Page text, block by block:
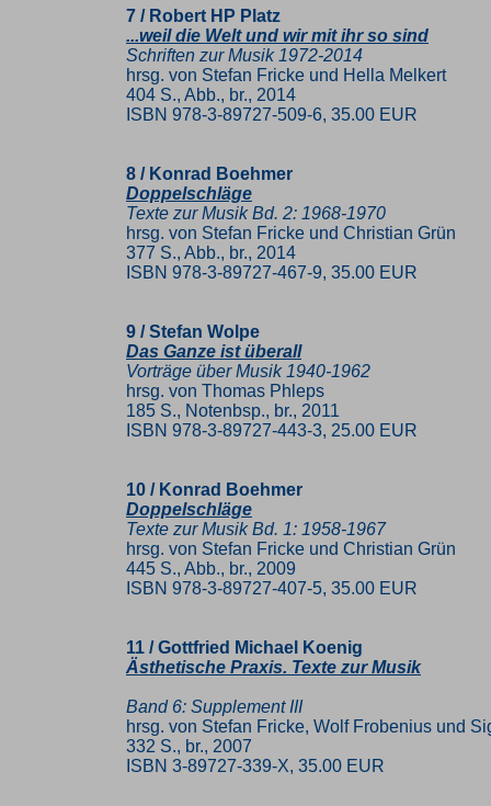
7 / Robert HP Platz
...weil die Welt und wir mit ihr so sind
Schriften zur Musik 1972-2014
hrsg. von Stefan Fricke und Hella Melkert
404 S., Abb., br., 2014
ISBN 978-3-89727-509-6, 35.00 EUR
8 / Konrad Boehmer
Doppelschläge
Texte zur Musik Bd. 2: 1968-1970
hrsg. von Stefan Fricke und Christian Grün
377 S., Abb., br., 2014
ISBN 978-3-89727-467-9, 35.00 EUR
9 / Stefan Wolpe
Das Ganze ist überall
Vorträge über Musik 1940-1962
hrsg. von Thomas Phleps
185 S., Notenbsp., br., 2011
ISBN 978-3-89727-443-3, 25.00 EUR
10 / Konrad Boehmer
Doppelschläge
Texte zur Musik Bd. 1: 1958-1967
hrsg. von Stefan Fricke und Christian Grün
445 S., Abb., br., 2009
ISBN 978-3-89727-407-5, 35.00 EUR
11 / Gottfried Michael Koenig
Ästhetische Praxis. Texte zur Musik
Band 6: Supplement III
hrsg. von Stefan Fricke, Wolf Frobenius und
332 S., br., 2007
ISBN 3-89727-339-X, 35.00 EUR